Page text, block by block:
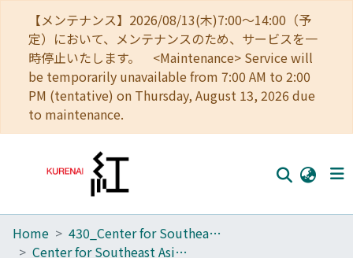
【メンテナンス】2026/08/13(木)7:00～14:00（予
定）において、メンテナンスのため、サービスを一
時停止いたします。 <Maintenance> Service will
be temporarily unavailable from 7:00 AM to 2:00
PM (tentative) on Thursday, August 13, 2026 due
to maintenance.
Home
Home
430_Center for Southeast Asian Studies
Center for Southeast Asian Studies